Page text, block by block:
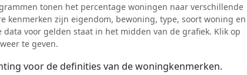
tonen het percentage woningen naar verschillende
kenmerken zijn eigendom, bewoning, type, soort woning en
voor gelden staat in het midden van de grafiek. Klik op
te geven.
voor de definities van de woningkenmerken.